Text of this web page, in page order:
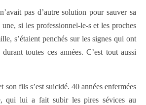
pas d’autre solution pour sauver sa
si les professionnel-le-s et les proches
s’étaient penchés sur les signes qui ont
toutes ces années. C’est tout aussi
son fils s’est suicidé. 40 années enfermées
qui lui a fait subir les pires sévices au